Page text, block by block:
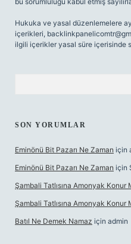
Hukuka ve yasal düzenlemelere
içerikleri,
ilgili içerikler yasal süre içerisinde
SON YORUMLAR
Eminönü Bit Pazarı Ne Zaman için
Eminönü Bit Pazarı Ne Zaman için
Şambali Tatlısına Amonyak Konur
Şambali Tatlısına Amonyak Konur
Batıl Ne Demek Namaz için admin